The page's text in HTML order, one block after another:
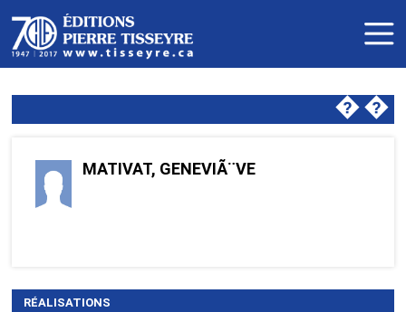
��
MATIVAT, GENEVIÃ¨VE
RÉALISATIONS